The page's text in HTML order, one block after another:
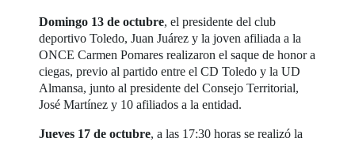
Domingo 13 de octubre, el presidente del club
deportivo Toledo, Juan Juárez y la joven afiliada a la
ONCE Carmen Pomares realizaron el saque de honor a
ciegas, previo al partido entre el CD Toledo y la UD
Almansa, junto al presidente del Consejo Territorial,
José Martínez y 10 afiliados a la entidad.
Jueves 17 de octubre, a las 17:30 horas se realizó la